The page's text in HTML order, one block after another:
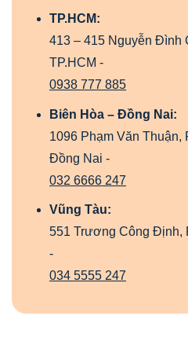
TP.HCM:
413 – 415 Nguyễn Đình
TP.HCM -
0938 777 885
Biên Hòa – Đồng Nai:
1096 Phạm Văn Thuận,
Đồng Nai -
032 6666 247
Vũng Tàu:
551 Trương Công Định,
-
034 5555 247